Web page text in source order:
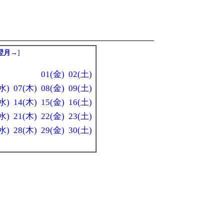
月→]
01(金) 02(土)
) 07(木) 08(金) 09(土)
) 14(木) 15(金) 16(土)
) 21(木) 22(金) 23(土)
) 28(木) 29(金) 30(土)